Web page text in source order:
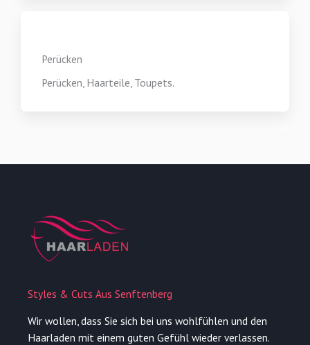
Perücken
Perücken, Haarteile, Toupets.
Styles & Cuts Aus Senftenberg
Wir wollen, dass Sie sich bei uns wohlfühlen und den
Haarladen mit einem guten Gefühl wieder verlassen.